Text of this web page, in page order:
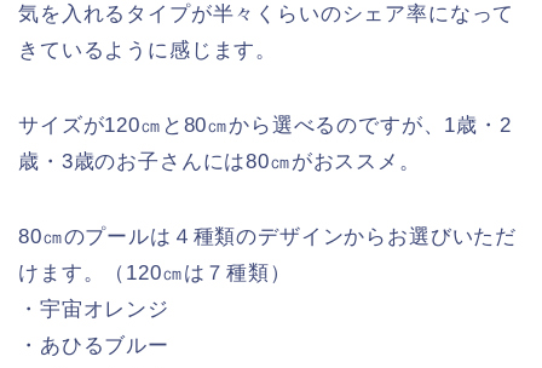
気を入れるタイプが半々くらいのシェア率になって
きているように感じます。
サイズが120㎝と80㎝から選べるのですが、1歳・2
歳・3歳のお子さんには80㎝がおススメ。
80㎝のプールは４種類のデザインからお選びいただ
けます。（120㎝は７種類）
・宇宙オレンジ
・あひるブルー